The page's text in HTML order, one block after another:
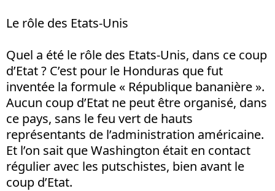
Le rôle des Etats-Unis
Quel a été le rôle des Etats-Unis, dans ce coup
d’Etat ? C’est pour le Honduras que fut
inventée la formule « République bananière ».
Aucun coup d’Etat ne peut être organisé, dans
ce pays, sans le feu vert de hauts
représentants de l’administration américaine.
Et l’on sait que Washington était en contact
régulier avec les putschistes, bien avant le
coup d’Etat.